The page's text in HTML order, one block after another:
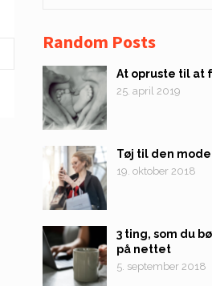
Random Posts
At opruste til at
25. april 2019
Tøj til den
19. oktober 2018
3 ting, som du
på nettet
5. september 2018